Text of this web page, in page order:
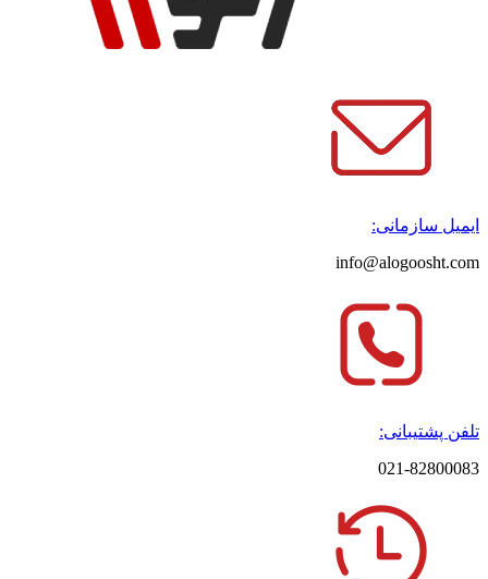
ایمیل سازمانی:
info@alogoosht.com
تلفن پشتیبانی:
021-82800083